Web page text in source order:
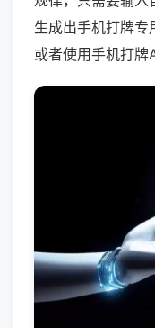
生成出手机打牌专
或者使用手机打牌